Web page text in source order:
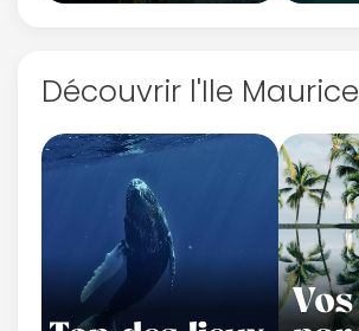
Découvrir l'Ile Maurice